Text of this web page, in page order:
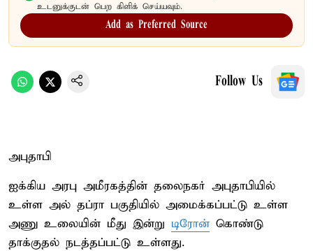
உடனுக்குடன் பெற கிளிக் செய்யவும்.
Add as Preferred Source
Follow Us
அபுதாபி
ஐக்கிய அரபு அமீரகத்தின் தலைநகர் அபுதாபியில்
உள்ள அல் தப்ரா பகுதியில் அமைக்கப்பட்டு உள்ள
அணு உலையின் மீது இன்று டிரோன் கொண்டு
தாக்குதல் நடத்தப்பட்டு உள்ளது.